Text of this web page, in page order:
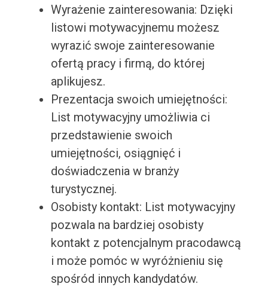
Wyrażenie zainteresowania: Dzięki
listowi motywacyjnemu możesz
wyrazić swoje zainteresowanie
ofertą pracy i firmą, do której
aplikujesz.
Prezentacja swoich umiejętności:
List motywacyjny umożliwia ci
przedstawienie swoich
umiejętności, osiągnięć i
doświadczenia w branży
turystycznej.
Osobisty kontakt: List motywacyjny
pozwala na bardziej osobisty
kontakt z potencjalnym pracodawcą
i może pomóc w wyróżnieniu się
spośród innych kandydatów.